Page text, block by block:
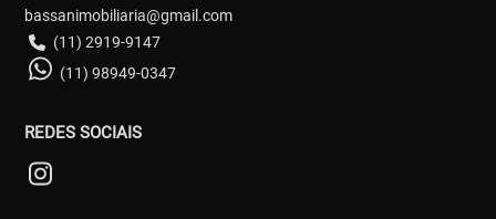
bassanimobiliaria@gmail.com
(11) 2919-9147
(11) 98949-0347
REDES SOCIAIS